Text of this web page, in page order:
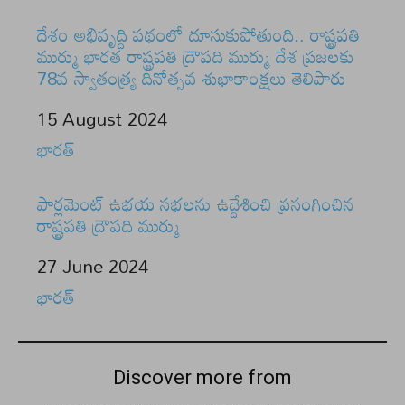
దేశం అభివృద్ది పథంలో దూసుకుపోతుంది.. రాష్ట్రపతి
ముర్ము భారత రాష్ట్రపతి ద్రౌపది ముర్ము దేశ ప్రజలకు
78వ స్వాతంత్ర్య దినోత్సవ శుభాకాంక్షలు తెలిపారు
Date
15 August 2024
In relation to
భారత్
పార్లమెంట్‌ ఉభయ సభలను ఉద్దేశించి ప్రసంగించిన
రాష్ట్రపతి ద్రౌపది ముర్ము
Date
27 June 2024
In relation to
భారత్
Discover more from